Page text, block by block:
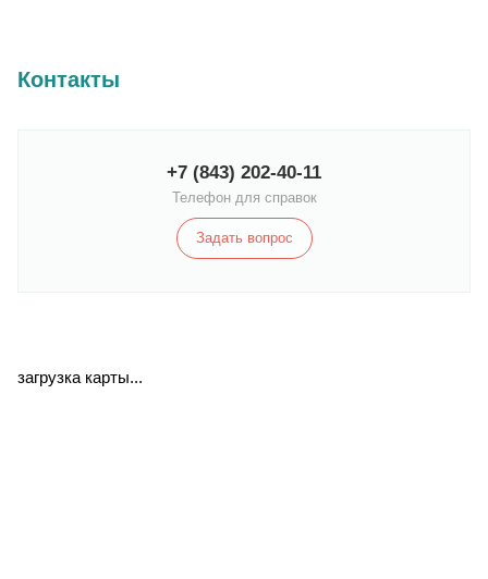
Контакты
+7 (843) 202-40-11
Телефон для справок
Задать вопрос
загрузка карты...